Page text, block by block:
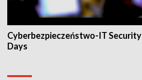
Cyberbezpieczeństwo-IT Security
Days